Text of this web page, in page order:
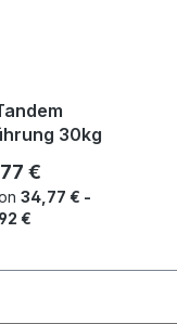
30kg
Preis:
€
34,77 € -
€